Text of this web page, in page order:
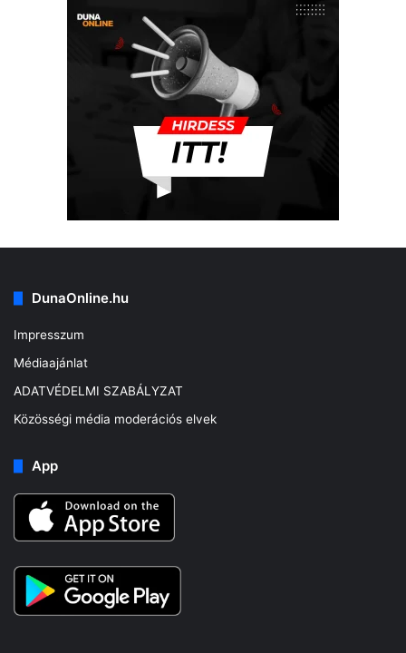
DunaOnline.hu
Impresszum
Médiaajánlat
ADATVÉDELMI SZABÁLYZAT
Közösségi média moderációs elvek
App